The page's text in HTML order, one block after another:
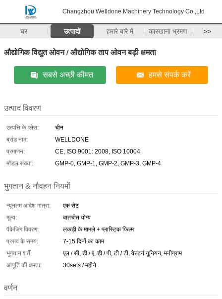
Changzhou Welldone Machinery Technology Co.,Ltd
घर उत्पादों हमारे बारे में कारखाना भ्रमण >>
औद्योगिक विद्युत ओवन / औद्योगिक ताप ओवन बड़ी क्षमता
सबसे अच्छी कीमत हमसे संपर्क करें
उत्पाद विवरण
उत्पत्ति के प्लेस:
चीन
ब्रांड नाम:
WELLDONE
प्रमाणन:
CE, ISO 9001: 2008, ISO 10004
मॉडल संख्या:
GMP-0, GMP-1, GMP-2, GMP-3, GMP-4
भुगतान & नौवहन नियमों
न्यूनतम आदेश मात्रा:
एक सेट
मूल्य:
बातचीत योग्य
पैकेजिंग विवरण:
लकड़ी के मामले + प्लास्टिक फिल्म
प्रसव के समय:
7-15 दिनों का काम
भुगतान शर्तें:
एल / सी, डी / ए, डी / पी, टी / टी, वेस्टर्न यूनियन, मनीग्राम
आपूर्ति की क्षमता:
30sets / महीने
वर्णन